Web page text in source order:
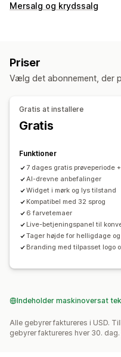
Mersalg og krydssalg
Analyser
Klikrater Konverteringsrater
Priser
Vælg det abonnement, der
Gratis at installere
Gratis
Funktioner
7 dages gratis prøveperiode
AI-drevne anbefalinger
Widget i mørk og lys tilstand
Kompatibel med 32 sprog
6 farvetemaer
Live-betjeningspanel til
Tager højde for helligdage
Branding med tilpasset logo
Indeholder maskinoversat
Alle gebyrer faktureres i USD.
gebyrer faktureres hver 30. dag.